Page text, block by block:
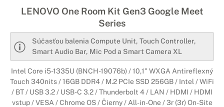
poskytnú bezpečie pre vaše súkromie a dáta.
Reproduktory
Reproduktory a mikrofóny ako výbava do
konferenčných miestností
Pri vedení meetingov a stretnutí je veľmi dôležitý zvuk. Či už
ste doma, v kancelárie, zasadacej miestnosti alebo online
LENOVO One Room Kit Gen3 Google Meet
Series
Súčasťou balenia Compute Unit, Touch Controller,
Smart Audio Bar, Mic Pod a Smart Camera XL
Intel Core i5-1335U (BNCH-19076b) / 10,1" WXGA Antireflexný
Touch 340nits / 16GB DDR4 / M.2 PCIe SSD 256GB / Intel / WiFi
/ BT / USB 3.2 / USB-C 3.2 / Thunderbolt 4 / LAN / HDMI / HDMI
vstup / VESA / Chrome OS / Čierny / All-in-One / 3r (3r) On-Site